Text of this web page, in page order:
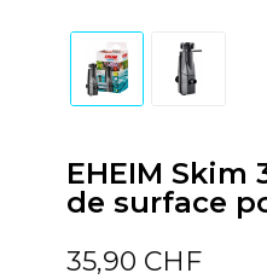
EHEIM Skim
de surface
35,90 CHF